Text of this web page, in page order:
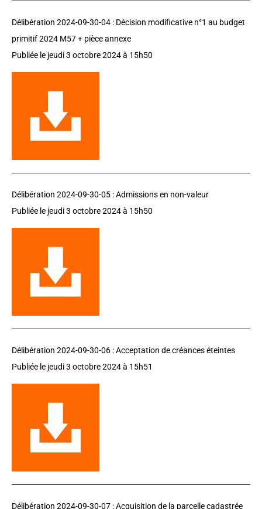
Délibération 2024-09-30-04 : Décision modificative n°1 au budget
primitif 2024 M57 + pièce annexe
Publiée le jeudi 3 octobre 2024 à 15h50
Délibération 2024-09-30-05 :Admissions en non-valeur
Publiée le jeudi 3 octobre 2024 à 15h50
Délibération 2024-09-30-06 :Acceptation de créances éteintes
Publiée le jeudi 3 octobre 2024 à 15h51
Délibération 2024-09-30-07 :Acquisition de la parcelle cadastrée